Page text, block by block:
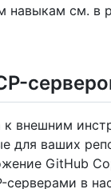
навыкам см. в
к внешним
для ваших
GitHub
серверами в